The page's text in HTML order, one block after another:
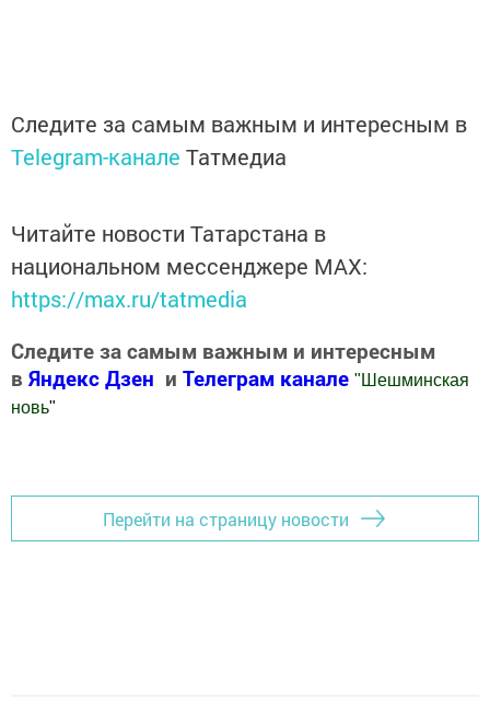
Следите за самым важным и интересным в
Telegram-канале Татмедиа
Читайте новости Татарстана в
национальном мессенджере MАХ:
https://max.ru/tatmedia
Следите за самым важным и интересным
в Яндекс Дзен и Телеграм канале "Шешминская
новь"
Перейти на страницу новости